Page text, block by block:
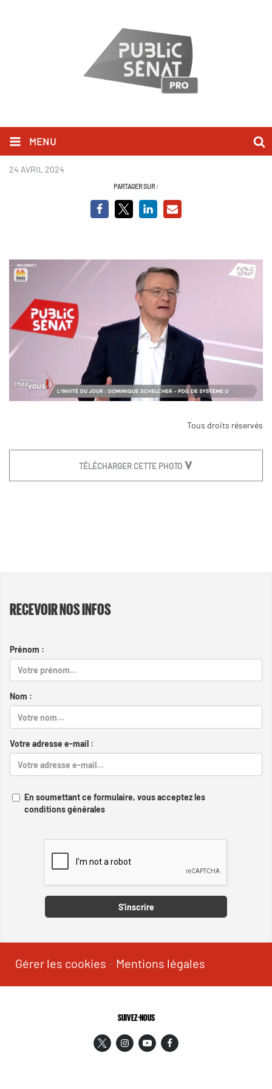
MENU
schelcher.png
24 AVRIL 2024
PARTAGER SUR :
Tous droits réservés
TÉLÉCHARGER CETTE PHOTO
RECEVOIR NOS INFOS
Prénom :
Nom :
Votre adresse e-mail :
En soumettant ce formulaire, vous acceptez les
conditions générales
S'inscrire
Gérer les cookies - Mentions légales
SUIVEZ-NOUS